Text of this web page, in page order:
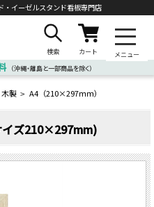
・ イーゼルスタンド看板専門店
検索 カート メニュー
（沖縄・離島と一部商品を除く）
木製 > A4（210×297ｍｍ）
ズ210×297mm)